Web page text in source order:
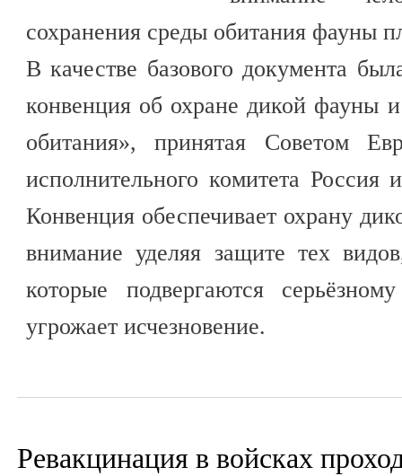
сохранения среды обитания фауны
В качестве базового документа
конвенция об охране дикой фауны
обитания», принятая Советом
исполнительного комитета Россия
Конвенция обеспечивает охрану
внимание уделяя защите тех
которые подвергаются
угрожает исчезновение.
Ревакцинация в войсках